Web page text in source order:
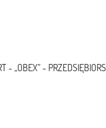
- „OBEX” -